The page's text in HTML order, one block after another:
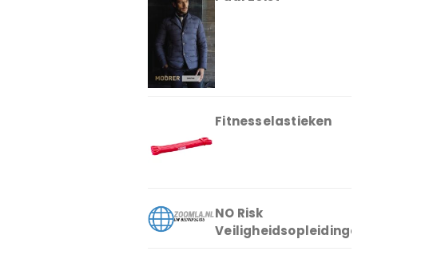
Fitnesselastieken
NO Risk
Veiligheidsopleidingen